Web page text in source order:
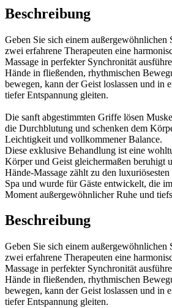
Beschreibung
Geben Sie sich einem außergewöhnlichen
zwei erfahrene Therapeuten eine
Massage in perfekter Synchronität
Hände in fließenden, rhythmischen
bewegen, kann der Geist loslassen und in
tiefer Entspannung gleiten.
Die sanft abgestimmten Griffe lösen
die Durchblutung und schenken dem
Leichtigkeit und vollkommener Balance.
Diese exklusive Behandlung ist eine
Körper und Geist gleichermaßen beruhigt
Hände-Massage zählt zu den
Spa und wurde für Gäste entwickelt, die
Moment außergewöhnlicher Ruhe und
Beschreibung
Geben Sie sich einem außergewöhnlichen
zwei erfahrene Therapeuten eine
Massage in perfekter Synchronität
Hände in fließenden, rhythmischen
bewegen, kann der Geist loslassen und in
tiefer Entspannung gleiten.